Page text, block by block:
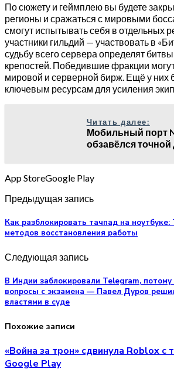
По сюжету и геймплею вы будете
регионы и сражаться с мировыми
смогут испытывать себя в отдельных
участники гильдий — участвовать в
судьбу всего сервера определят
крепостей. Победившие фракции
мировой и серверной бирж. Ещё у них
ключевым ресурсам для усиления
Читать далее:
Мобильный порт
обзавёлся точной
App StoreGoogle Play
Предыдущая запись
Как разблокировать тачпад на
методов восстановления работы
Следующая запись
В Индии заблокировали Telegram, потому
вопросы с экзамена — Павел Дуров
властями в суде
Похожие записи
«Война за трон» сдвинула Roblox с
Google Play